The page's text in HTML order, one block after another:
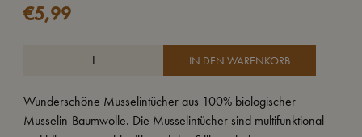
€5,99
IN DEN WARENKORB
Wunderschöne Musselintücher aus 100% biologischer
Musselin-Baumwolle. Die Musselintücher sind multifunktional